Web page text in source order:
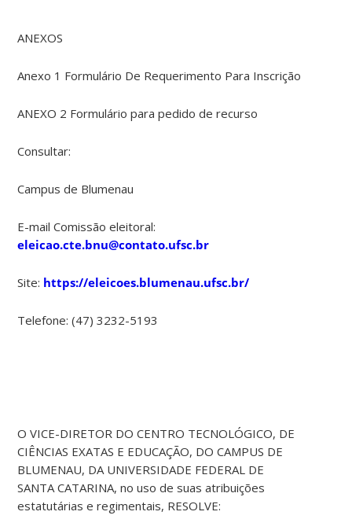
ANEXOS
Anexo 1 Formulário De Requerimento Para Inscrição
ANEXO 2 Formulário para pedido de recurso
Consultar:
Campus de Blumenau
E-mail Comissão eleitoral:
eleicao.cte.bnu@contato.ufsc.br
Site: https://eleicoes.blumenau.ufsc.br/
Telefone: (47) 3232-5193
O VICE-DIRETOR DO CENTRO TECNOLÓGICO, DE
CIÊNCIAS EXATAS E EDUCAÇÃO, DO CAMPUS DE
BLUMENAU, DA UNIVERSIDADE FEDERAL DE
SANTA CATARINA, no uso de suas atribuições
estatutárias e regimentais, RESOLVE: